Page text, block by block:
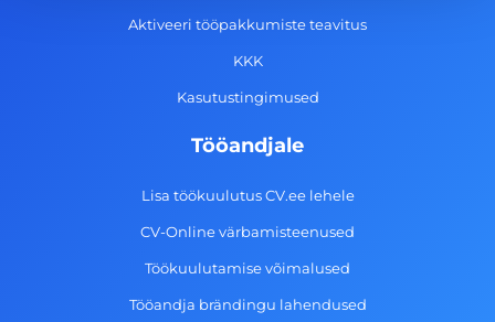
-
m
Aktiveeri tööpakkumiste teavitus
KKK
Kasutustingimused
Tööandjale
Lisa töökuulutus CV.ee lehele
CV-Online värbamisteenused
Töökuulutamise võimalused
Tööandja brändingu lahendused